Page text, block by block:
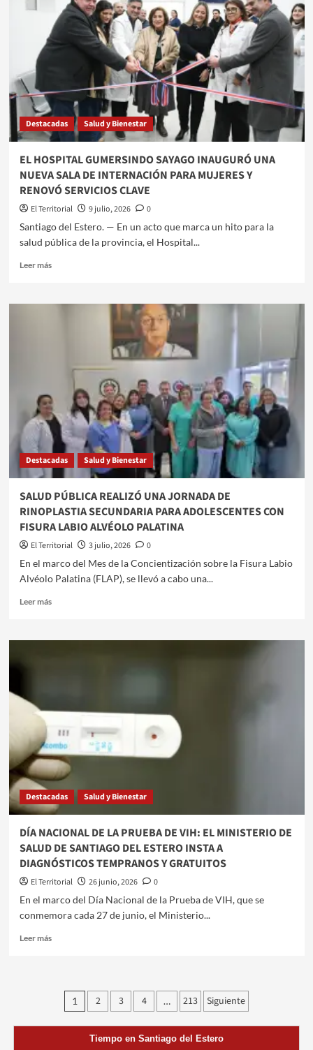
DEL
NORTE
GRANDE:
ALERTA
CRÍTICA
SITUACIÓN
DEL
PROGRAMA
SALUD
Destacadas Salud y Bienestar
​EL HOSPITAL GUMERSINDO SAYAGO INAUGURÓ UNA
NUEVA SALA DE INTERNACIÓN PARA MUJERES Y
RENOVÓ SERVICIOS CLAVE
El Territorial 9 julio, 2026
0
​Santiago del Estero. — En un acto que marca un hito para la
salud pública de la provincia, el Hospital...
Leer másLeer
​
INAUGURÓ
NUEVA
SALA
DE
INTERNACIÓN
MUJERES
RENOVÓ
SERVICIOS
CLAVE
Destacadas Salud y Bienestar
SALUD PÚBLICA REALIZÓ UNA JORNADA DE
RINOPLASTIA SECUNDARIA PARA ADOLESCENTES CON
FISURA LABIO ALVÉOLO PALATINA
El Territorial 3 julio, 2026
0
​En el marco del Mes de la Concientización sobre la Fisura Labio
Alvéolo Palatina (FLAP), se llevó a cabo una...
Leer másLeer
SALUD
SECUNDARIA
PARA
ADOLESCENTES
CON
LABIO
ALVÉOLO
Destacadas Salud y Bienestar
DÍA NACIONAL DE LA PRUEBA DE VIH: EL MINISTERIO DE
SALUD DE SANTIAGO DEL ESTERO INSTA A
DIAGNÓSTICOS TEMPRANOS Y GRATUITOS
El Territorial 26 junio, 2026
0
​​En el marco del Día Nacional de la Prueba de VIH, que se
conmemora cada 27 de junio, el Ministerio...
Leer másLeer
NACIONAL
PRUEBA
Paginación
de
1 2 3 4 … 213 Siguiente
Tiempo en Santiago del Estero